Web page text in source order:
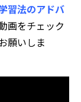
習法のアドバ
画をチェック
願いしま